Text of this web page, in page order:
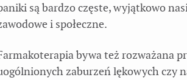
są bardzo częste, wyjątkowo
i społeczne.
bywa też rozważana
zaburzeń lękowych czy